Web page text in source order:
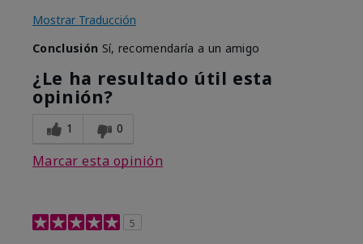
Mostrar Traducción
Conclusión Sí, recomendaría a un amigo
¿Le ha resultado útil esta
opinión?
1 0
Marcar esta opinión
5